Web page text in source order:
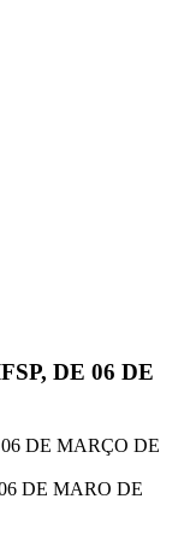
DE 06 DE
DE MARÇO DE
DE MARO DE